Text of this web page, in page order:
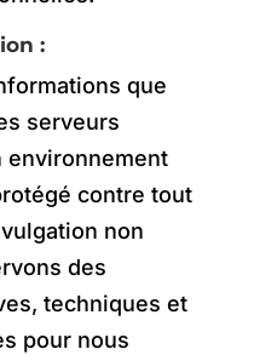
:
que
serveurs
environnement
contre tout
non
des
techniques et
pour nous